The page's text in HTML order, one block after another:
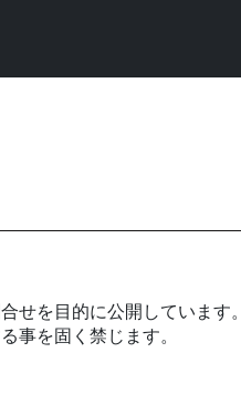
せを目的に公開しています。
事を固く禁じます。